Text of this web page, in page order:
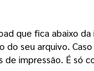
que fica abaixo
do seu arquivo.
impressão. É só